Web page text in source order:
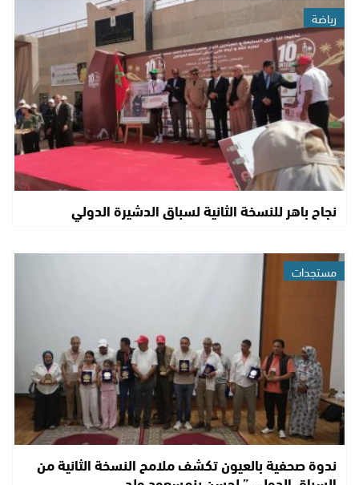
رياضة
نجاح باهر للنسخة الثانية لسباق الدشيرة الدولي
مستجدات
ندوة صحفية بالعيون تكشف ملامح النسخة الثانية من